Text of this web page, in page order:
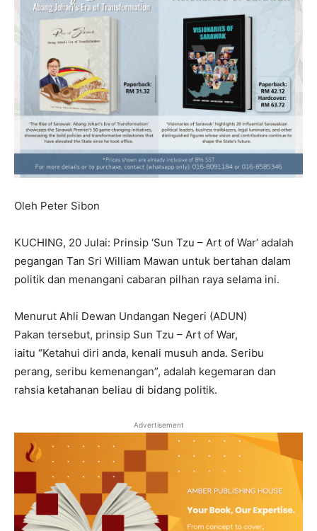
Oleh Peter Sibon
KUCHING, 20 Julai: Prinsip ‘Sun Tzu – Art of War’ adalah
pegangan Tan Sri William Mawan untuk bertahan dalam
politik dan menangani cabaran pilhan raya selama ini.
Menurut Ahli Dewan Undangan Negeri (ADUN)
Pakan tersebut, prinsip Sun Tzu – Art of War,
iaitu “Ketahui diri anda, kenali musuh anda. Seribu
perang, seribu kemenangan”, adalah kegemaran dan
rahsia ketahanan beliau di bidang politik.
Advertisement